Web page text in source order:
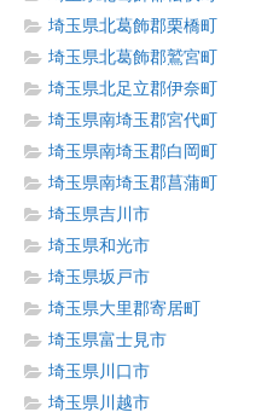
埼玉県北葛飾郡栗橋町
埼玉県北葛飾郡鷲宮町
埼玉県北足立郡伊奈町
埼玉県南埼玉郡宮代町
埼玉県南埼玉郡白岡町
埼玉県南埼玉郡菖蒲町
埼玉県吉川市
埼玉県和光市
埼玉県坂戸市
埼玉県大里郡寄居町
埼玉県富士見市
埼玉県川口市
埼玉県川越市